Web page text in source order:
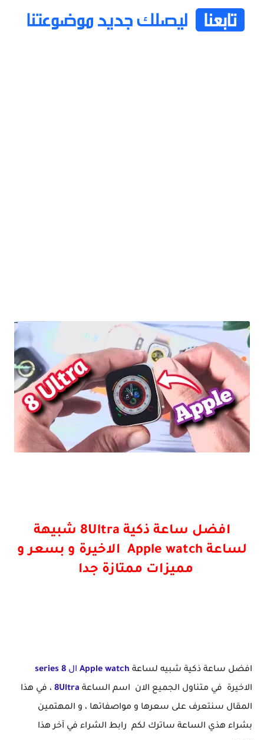
افضل ساعة ذكية 8Ultra شبيهة
لساعة Apple watch الاخيرة و بسعر و
مميزات ممتازة جدا
افضل ساعة ذكية شبيه لساعة Apple watch ال series 8
الاخيرة في متناول الجميع الان اسم الساعة 8Ultra ، في هذا
المقال سنتعرف على سعرها و مواصفاتها ، و المهتمين
بشراء هذي الساعة ساترك لكم رابط الشراء في آخر هذا